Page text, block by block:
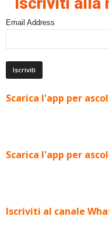
Email Address
Scarica l'app per
Scarica l'app per
Iscriviti al canale